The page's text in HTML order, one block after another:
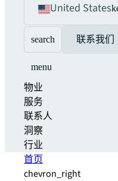
United States
search 联系我们
menu
物业
服务
联系人
洞察
行业
首页
chevron_right